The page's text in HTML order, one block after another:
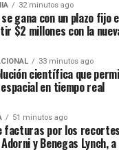
aseguró que los
trabajos para llegar
por el alza del
tienes a tu pueblo,
o más empleos
trampa de los
32 minutos ago
gana con un plazo fijo
$2 millones con la
33 minutos ago
científica que
en tiempo real
51 minutos ago
facturas por los
y Benegas Lynch,